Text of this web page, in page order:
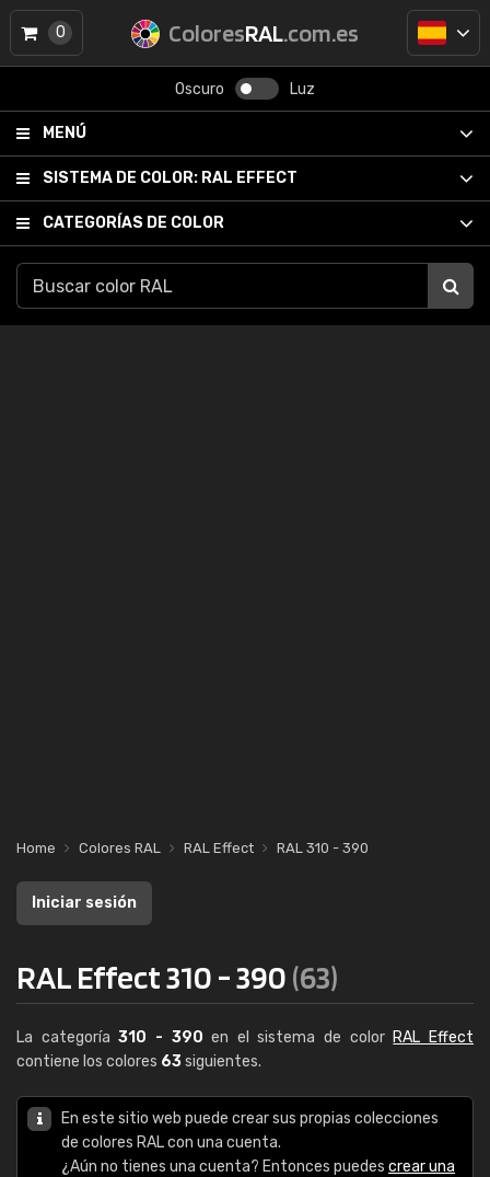
ColoresRAL.com.es
Oscuro Luz
MENÚ
SISTEMA DE COLOR: RAL EFFECT
CATEGORÍAS DE COLOR
0
Home Colores RAL RAL Effect RAL 310 - 390
Iniciar sesión
RAL Effect 310 - 390(63)
La categoría310 - 390 en el sistema de color RAL Effect
contiene los colores 63siguientes.
En este sitio web puede crear sus propias colecciones
de colores RAL con una cuenta.
¿Aún no tienes una cuenta? Entonces puedes crear una